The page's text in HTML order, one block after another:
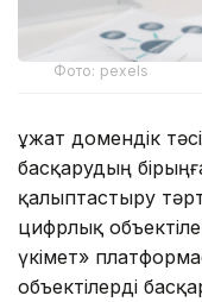
Фото: pexels
Құжат домендік
басқарудың
қалыптастыру
цифрлық
үкімет»
объектілерді